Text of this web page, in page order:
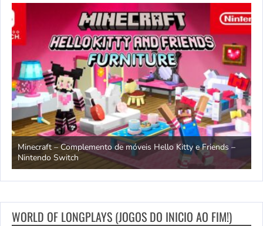
Minecraft – Complemento de móveis Hello Kitty e Friends –
Nintendo Switch
WORLD OF LONGPLAYS (JOGOS DO INICIO AO FIM!)